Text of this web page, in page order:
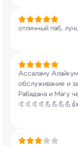
отличный паб,
Ассаламу
обслуживание и
Рабадана и Магу